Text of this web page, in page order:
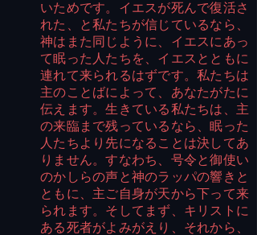
いためです。イエスが死んで復活さ
れた、と私たちが信じているなら、
神はまた同じように、イエスにあっ
て眠った人たちを、イエスとともに
連れて来られるはずです。私たちは
主のことばによって、あなたがたに
伝えます。生きている私たちは、主
の来臨まで残っているなら、眠った
人たちより先になることは決してあ
りません。すなわち、号令と御使い
のかしらの声と神のラッパの響きと
ともに、主ご自身が天から下って来
られます。そしてまず、キリストに
ある死者がよみがえり、それから、